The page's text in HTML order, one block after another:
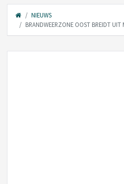
NIEUWS
BRANDWEERZONE OOST BREIDT UIT